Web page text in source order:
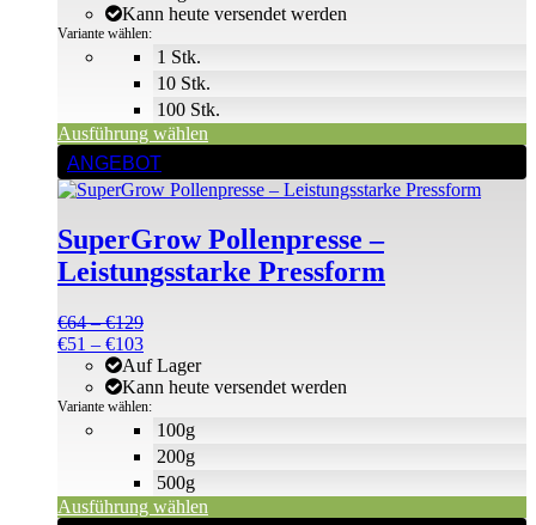
1 Stk.
10 Stk.
100 Stk.
Kann heute versendet werden
Variante wählen:
Ausführung wählen
können
auf
ANGEBOT
SuperGrow Pollenpresse –
Leistungsstarke Pressform
€64 –€129Preisspanne:
€64
bis
€129
€51 – €103Preisspanne:
€51
bis
€103
100g
200g
500g
Auf Lager
Kann heute versendet werden
Variante wählen:
Ausführung wählen
Dieses
Produkt
weist
Varianten
auf.
Die
können
auf
Produktseite
gewählt
werden